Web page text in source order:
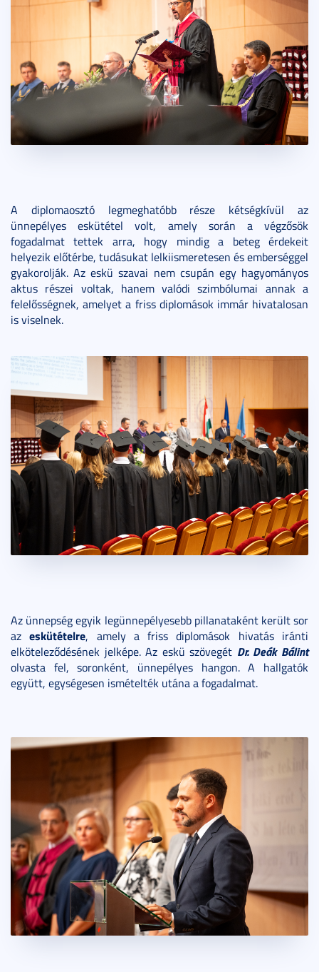
A diplomaosztó legmeghatóbb része kétségkívül az
ünnepélyes eskütétel volt, amely során a végzősök
fogadalmat tettek arra, hogy mindig a beteg érdekeit
helyezik előtérbe, tudásukat lelkiismeretesen és emberséggel
gyakorolják. Az eskü szavai nem csupán egy hagyományos
aktus részei voltak, hanem valódi szimbólumai annak a
felelősségnek, amelyet a friss diplomások immár hivatalosan
is viselnek.
Az ünnepség egyik legünnepélyesebb pillanataként került sor
azeskütételre, amely a friss diplomások hivatás iránti
elköteleződésének jelképe. Az eskü szövegét Dr. Deák Bálint
olvasta fel, soronként, ünnepélyes hangon. A hallgatók
együtt, egységesen ismételték utána a fogadalmat.